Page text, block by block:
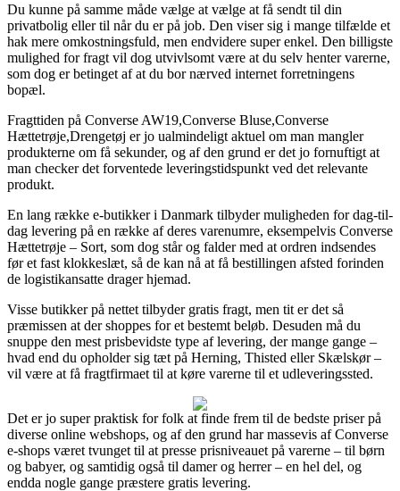
Du kunne på samme måde vælge at vælge at få sendt til din
privatbolig eller til når du er på job. Den viser sig i mange tilfælde et
hak mere omkostningsfuld, men endvidere super enkel. Den billigste
mulighed for fragt vil dog utvivlsomt være at du selv henter varerne,
som dog er betinget af at du bor nærved internet forretningens
bopæl.
Fragttiden på Converse AW19,Converse Bluse,Converse
Hættetrøje,Drengetøj er jo ualmindeligt aktuel om man mangler
produkterne om få sekunder, og af den grund er det jo fornuftigt at
man checker det forventede leveringstidspunkt ved det relevante
produkt.
En lang række e-butikker i Danmark tilbyder muligheden for dag-til-
dag levering på en række af deres varenumre, eksempelvis Converse
Hættetrøje – Sort, som dog står og falder med at ordren indsendes
før et fast klokkeslæt, så de kan nå at få bestillingen afsted forinden
de logistikansatte drager hjemad.
Visse butikker på nettet tilbyder gratis fragt, men tit er det så
præmissen at der shoppes for et bestemt beløb. Desuden må du
snuppe den mest prisbevidste type af levering, der mange gange –
hvad end du opholder sig tæt på Herning, Thisted eller Skælskør –
vil være at få fragtfirmaet til at køre varerne til et udleveringssted.
Det er jo super praktisk for folk at finde frem til de bedste priser på
diverse online webshops, og af den grund har massevis af Converse
e-shops været tvunget til at presse prisniveauet på varerne – til børn
og babyer, og samtidig også til damer og herrer – en hel del, og
endda nogle gange præstere gratis levering.